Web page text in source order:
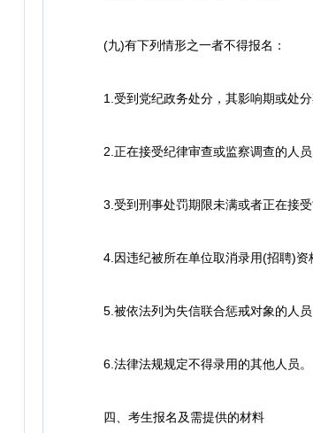
(九)有下列情形之一者不得报名：
1.受到党纪政务处分，其影响期或处分
2.正在接受纪律审查或监察调查的人
3.受到刑事处罚期限未满或者正在接受
4.因违纪被所在单位取消录用(招聘)资
5.被依法列为失信联合惩戒对象的人
6.法律法规规定不得录用的其他人员。
四、考生报名及需提供的材料